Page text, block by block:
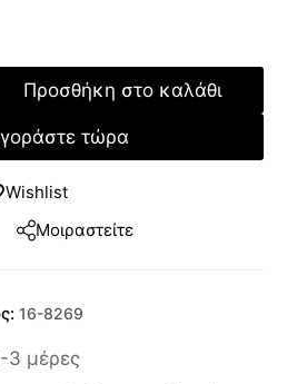
Προσθήκη στο καλάθι
τώρα
Wishlist
Μοιραστείτε
16-8269
3 μέρες